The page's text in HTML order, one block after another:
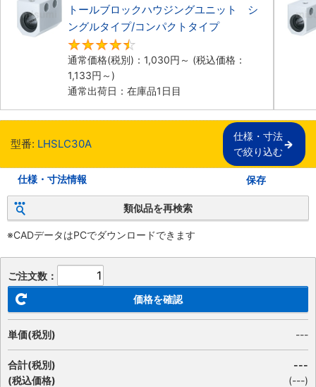
トールブロックハウジングユニット シ
ングルタイプ/コンパクトタイプ
通常価格(税別)： 1,030円 ～ (税込価格：
1,133円 ～)
通常出荷日：在庫品1日目
型番: LHSLC30A
仕様・寸法
で絞り込む
仕様・寸法情報 保存
類似品を再検索
※CADデータはPCでダウンロードできます
ご注文数：
価格を確認
単価(税別) ---
合計(税別)
(税込価格)
---
(---)